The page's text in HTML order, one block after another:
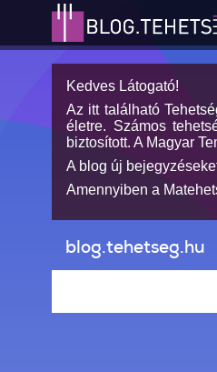
Kedves Látogató!
Az itt található
életre. Számos
biztosított. A Magyar
A blog új
Amennyiben a
blog.tehetseg.hu